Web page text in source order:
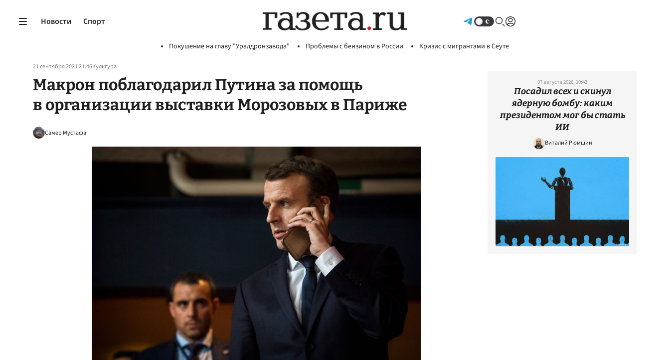
Новости Спорт
Покушение на главу "Уралдронзавода" Проблемы с бензином в России Кризис с мигрантами в Сеуте
21 сентября 2021 21:46Культура
Макрон поблагодарил Путина за помощь
в организации выставки Морозовых в Париже
Самер Мустафа
07 августа 2026, 10:43
Посадил всех и скинул
ядерную бомбу: каким
президентом мог бы стать
ИИ
Виталий Рюмшин